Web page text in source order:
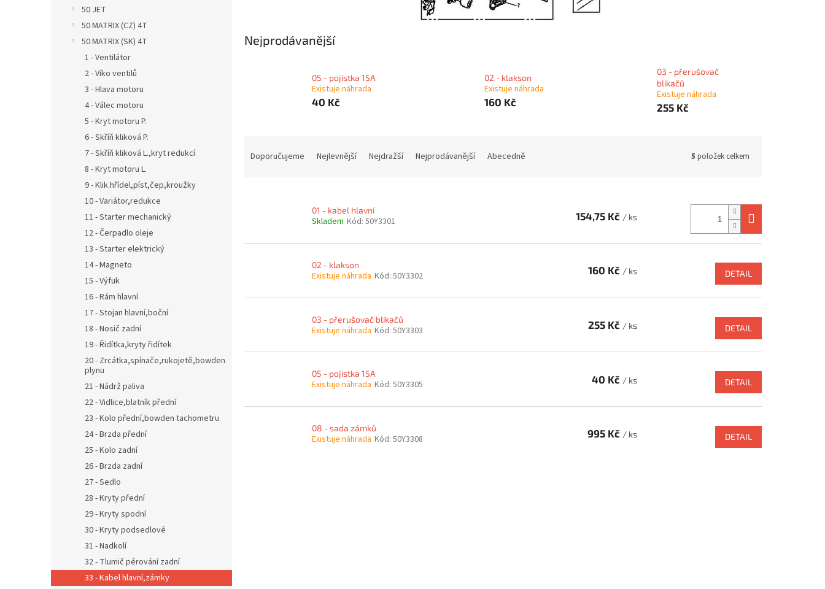
50 JET
50 MATRIX (CZ) 4T
50 MATRIX (SK) 4T
1 - Ventilátor
2 - Víko ventilů
3 - Hlava motoru
4 - Válec motoru
5 - Kryt motoru P.
6 - Skříň kliková P.
7 - Skříň kliková L.,kryt redukcí
8 - Kryt motoru L.
9 - Klik.hřídel,píst,čep,kroužky
10 - Variátor,redukce
11 - Starter mechanický
12 - Čerpadlo oleje
13 - Starter elektrický
14 - Magneto
15 - Výfuk
16 - Rám hlavní
17 - Stojan hlavní,boční
18 - Nosič zadní
19 - Řidítka,kryty řidítek
20 - Zrcátka,spínače,rukojetě,bowden
plynu
21 - Nádrž paliva
22 - Vidlice,blatník přední
23 - Kolo přední,bowden tachometru
24 - Brzda přední
25 - Kolo zadní
26 - Brzda zadní
27 - Sedlo
28 - Kryty přední
29 - Kryty spodní
30 - Kryty podsedlové
31 - Nadkolí
32 - Tlumič pérování zadní
33 - Kabel hlavní,zámky
Nejprodávanější
05 - pojistka 15A
Existuje náhrada
40 Kč
02 - klakson
Existuje náhrada
160 Kč
03 - přerušovač
blikačů
Existuje náhrada
255 Kč
Doporučujeme Nejlevnější Nejdražší Nejprodávanější Abecedně 5 položek celkem
01 - kabel hlavní
Skladem Kód: 50Y3301 154,75 Kč / ks
02 - klakson
Existuje náhrada Kód: 50Y3302 160 Kč / ks DETAIL
03 - přerušovač blikačů
Existuje náhrada Kód: 50Y3303 255 Kč / ks DETAIL
05 - pojistka 15A
Existuje náhrada Kód: 50Y3305 40 Kč / ks DETAIL
08 - sada zámků
Existuje náhrada Kód: 50Y3308 995 Kč / ks DETAIL